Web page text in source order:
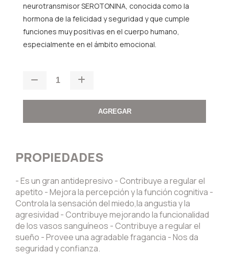
neurotransmisor SEROTONINA, conocida como la
hormona de la felicidad y seguridad y que cumple
funciones muy positivas en el cuerpo humano,
especialmente en el ámbito emocional.
AGREGAR
PROPIEDADES
- Es un gran antidepresivo - Contribuye a regular el
apetito - Mejora la percepción y la función cognitiva -
Controla la sensación del miedo,la angustia y la
agresividad - Contribuye mejorando la funcionalidad
de los vasos sanguíneos - Contribuye a regular el
sueño - Provee una agradable fragancia - Nos da
seguridad y confianza.